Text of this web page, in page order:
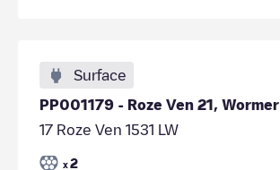
Surface
PP001179 - Roze Ven 21, Wormer
17 Roze Ven 1531 LW
x 2